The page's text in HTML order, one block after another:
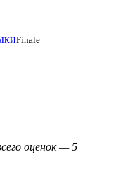
Finale
оценок — 5